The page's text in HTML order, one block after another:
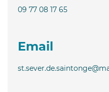
09 77 08 17 65
Email